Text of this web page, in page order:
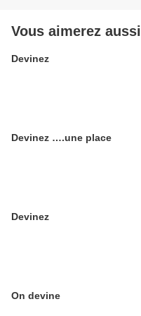
Vous aimerez aussi
Devinez
Devinez ….une place
Devinez
On devine